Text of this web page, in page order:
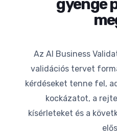
gyenge
Az AI Business
validációs tervet
kérdéseket tenne fel,
kockázatot, a
kísérleteket és a